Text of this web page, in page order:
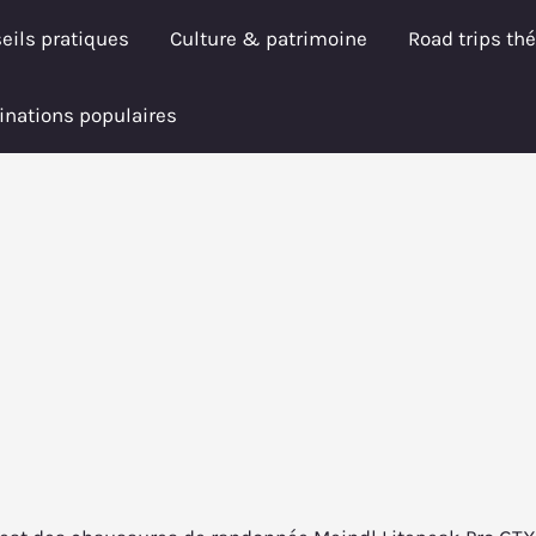
pratiques Culture & patrimoine Road trips
populaires